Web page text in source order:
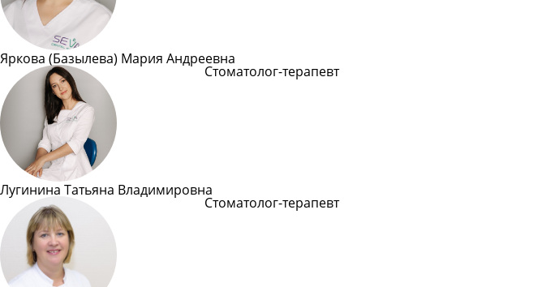
Яркова (Базылева) Мария Андреевна
Стоматолог-терапевт
Лугинина Татьяна Владимировна
Стоматолог-терапевт